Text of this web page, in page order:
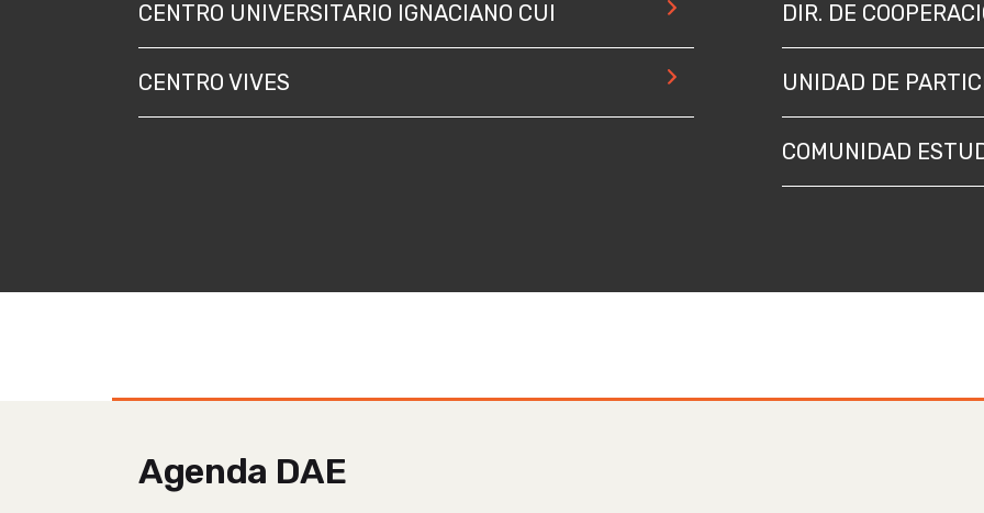
CENTRO UNIVERSITARIO IGNACIANO CUI
CENTRO VIVES
DIR. DE
UNIDAD DE
COMUNIDAD
Agenda DAE